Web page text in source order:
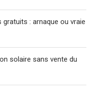
gratuits : arnaque ou vraie
solaire sans vente du